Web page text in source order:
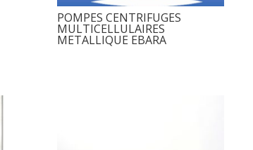
POMPES CENTRIFUGES
MULTICELLULAIRES
METALLIQUE EBARA